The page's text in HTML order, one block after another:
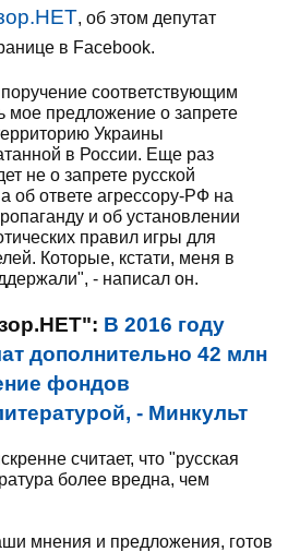
, об этом депутат
в Facebook.
соответствующим
мое предложение о запрете
Украины
в России. Еще раз
не о запрете русской
об ответе агрессору-РФ на
и об установлении
правил игры для
Которые, кстати, меня в
- написал он.
В 2016 году
дополнительно 42 млн
фондов
- Минкульт
считает, что "русская
более вредна, чем
мнения и предложения, готов